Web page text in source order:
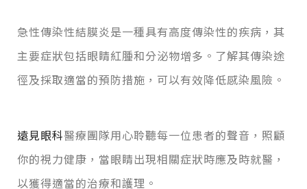
急性傳染性結膜炎是一種具有高度傳染性的疾病，其
主要症狀包括眼睛紅腫和分泌物增多。了解其傳染途
徑及採取適當的預防措施，可以有效降低感染風險。
遠見眼科醫療團隊用心聆聽每一位患者的聲音，照顧
你的視力健康，當眼睛出現相關症狀時應及時就醫，
以獲得適當的治療和護理。